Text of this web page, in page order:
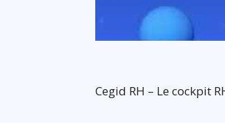
Cegid RH – Le cockpit